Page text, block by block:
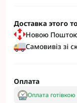
Доставка этого
Новою Поштою
Самовивіз зі
Оплата
Оплата